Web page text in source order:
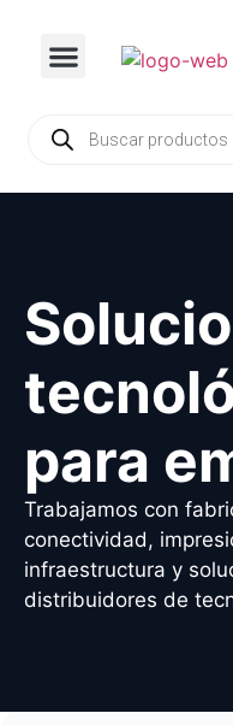
para
Trabajamos con
conectividad,
infraestructura y
distribuidores de